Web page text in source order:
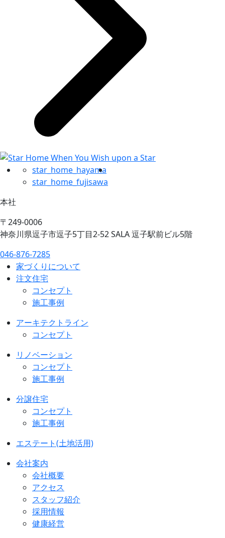
star_home_hayama
star_home_fujisawa
本社
〒249-0006
神奈川県逗子市逗子5丁目2-52 SALA 逗子駅前ビル5階
046-876-7285
家づくりについて
注文住宅
コンセプト
施工事例
アーキテクトライン
コンセプト
リノベーション
コンセプト
施工事例
分譲住宅
コンセプト
施工事例
エステート(土地活用)
会社案内
会社概要
アクセス
スタッフ紹介
採用情報
健康経営